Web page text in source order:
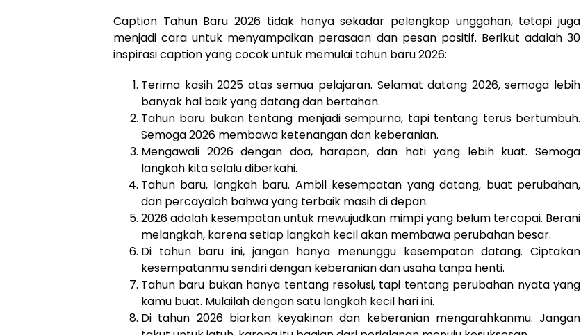
Caption Tahun Baru 2026 tidak hanya sekadar pelengkap unggahan, tetapi juga
menjadi cara untuk menyampaikan perasaan dan pesan positif. Berikut adalah 30
inspirasi caption yang cocok untuk memulai tahun baru 2026:
Terima kasih 2025 atas semua pelajaran. Selamat datang 2026, semoga lebih
banyak hal baik yang datang dan bertahan.
Tahun baru bukan tentang menjadi sempurna, tapi tentang terus bertumbuh.
Semoga 2026 membawa ketenangan dan keberanian.
Mengawali 2026 dengan doa, harapan, dan hati yang lebih kuat. Semoga
langkah kita selalu diberkahi.
Tahun baru, langkah baru. Ambil kesempatan yang datang, buat perubahan,
dan percayalah bahwa yang terbaik masih di depan.
2026 adalah kesempatan untuk mewujudkan mimpi yang belum tercapai. Berani
melangkah, karena setiap langkah kecil akan membawa perubahan besar.
Di tahun baru ini, jangan hanya menunggu kesempatan datang. Ciptakan
kesempatanmu sendiri dengan keberanian dan usaha tanpa henti.
Tahun baru bukan hanya tentang resolusi, tapi tentang perubahan nyata yang
kamu buat. Mulailah dengan satu langkah kecil hari ini.
Di tahun 2026 biarkan keyakinan dan keberanian mengarahkanmu. Jangan